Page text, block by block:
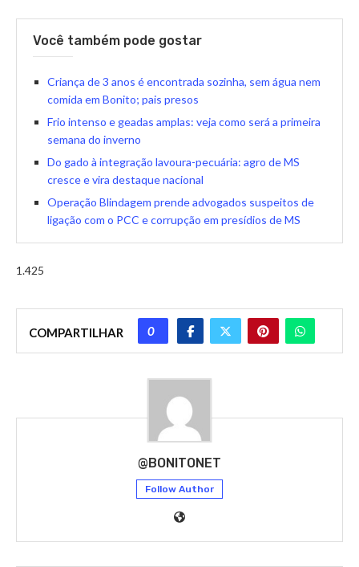
Você também pode gostar
Criança de 3 anos é encontrada sozinha, sem água nem
comida em Bonito; pais presos
Frio intenso e geadas amplas: veja como será a primeira
semana do inverno
Do gado à integração lavoura-pecuária: agro de MS
cresce e vira destaque nacional
Operação Blindagem prende advogados suspeitos de
ligação com o PCC e corrupção em presídios de MS
1.425
COMPARTILHAR 0
@BONITONET
Follow Author